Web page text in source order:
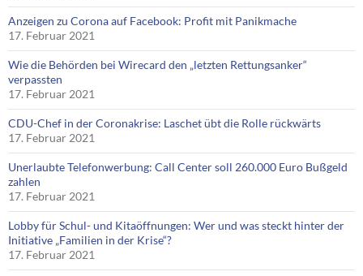
Anzeigen zu Corona auf Facebook: Profit mit Panikmache
17. Februar 2021
Wie die Behörden bei Wirecard den „letzten Rettungsanker“
verpassten
17. Februar 2021
CDU-Chef in der Coronakrise: Laschet übt die Rolle rückwärts
17. Februar 2021
Unerlaubte Telefonwerbung: Call Center soll 260.000 Euro Bußgeld
zahlen
17. Februar 2021
Lobby für Schul- und Kitaöffnungen: Wer und was steckt hinter der
Initiative „Familien in der Krise“?
17. Februar 2021